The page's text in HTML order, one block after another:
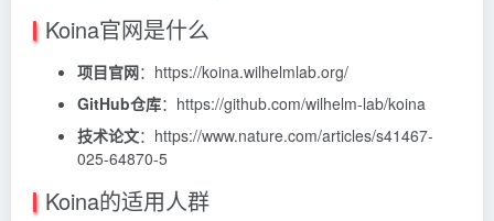
Koina官网是什么
项目官网：https://koina.wilhelmlab.org/
GitHub仓库：https://github.com/wilhelm-lab/koina
技术论文：https://www.nature.com/articles/s41467-
025-64870-5
Koina的适用人群